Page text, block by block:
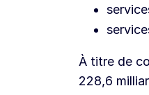
À titre de
228,6